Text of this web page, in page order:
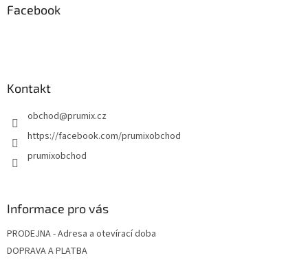
Facebook
Kontakt
obchod@prumix.cz
https://facebook.com/prumixobchod
prumixobchod
Informace pro vás
PRODEJNA - Adresa a otevírací doba
DOPRAVA A PLATBA